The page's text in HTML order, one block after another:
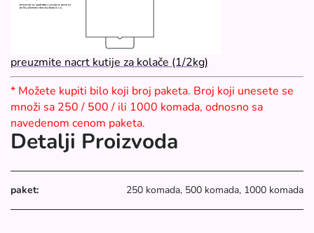
preuzmite nacrt kutije za kolače (1/2kg)
* Možete kupiti bilo koji broj paketa. Broj koji unesete se
množi sa 250 / 500 / ili 1000 komada, odnosno sa
navedenom cenom paketa.
Detalji Proizvoda
paket: 250 komada, 500 komada, 1000 komada